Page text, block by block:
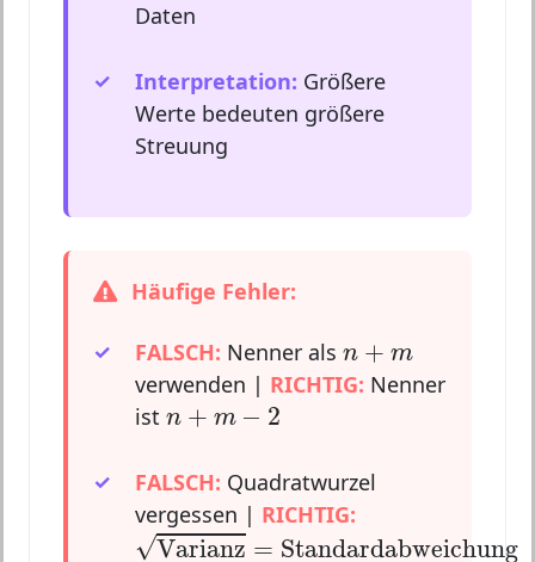
Daten
Interpretation: Größere
Werte bedeuten größere
Streuung
Häufige Fehler:
FALSCH: Nenner als n + m
n +m
verwenden | RICHTIG: Nenner
ist n + m − 2
n m−
FALSCH: Quadratwurzel
vergessen | RICHTIG:
√Varianz = Standardabweichung
Varianz=Standardabweichung